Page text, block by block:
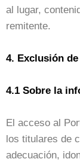
al lugar,
remitente.
4. Exclusión
4.1 Sobre la
El acceso al
los titulares de
adecuación,